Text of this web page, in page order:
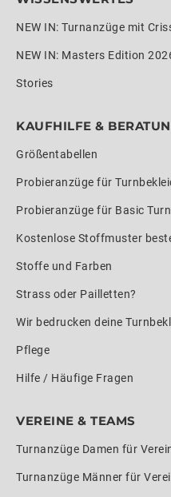
NEW IN: Turnanzüge mit
NEW IN: Masters Edition
Stories
KAUFHILFE &
Größentabellen
Probieranzüge für
Probieranzüge für Basic
Kostenlose Stoffmuster
Stoffe und Farben
Strass oder Pailletten?
Wir bedrucken deine
Pflege
Hilfe / Häufige Fragen
VEREINE & TEAMS
Turnanzüge Damen für
Turnanzüge Männer für